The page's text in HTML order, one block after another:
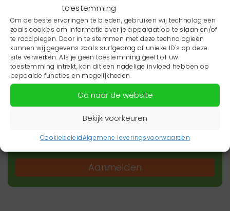
toestemming
Om de beste ervaringen te bieden, gebruiken wij technologieën
zoals cookies om informatie over je apparaat op te slaan en/of
te raadplegen. Door in te stemmen met deze technologieën
kunnen wij gegevens zoals surfgedrag of unieke ID's op deze
site verwerken. Als je geen toestemming geeft of uw
toestemming intrekt, kan dit een nadelige invloed hebben op
bepaalde functies en mogelijkheden.
Ga naar de website
Bekijk voorkeuren
CookiebeleidAlgemene leveringsvoorwaarden
Wil je niets missen?
Wil je op de hoogte blijven van het laatste
zorgnieuws in jouw regio? Schrijf je dan in voor
onze nieuwsbrief.
Aanmelden